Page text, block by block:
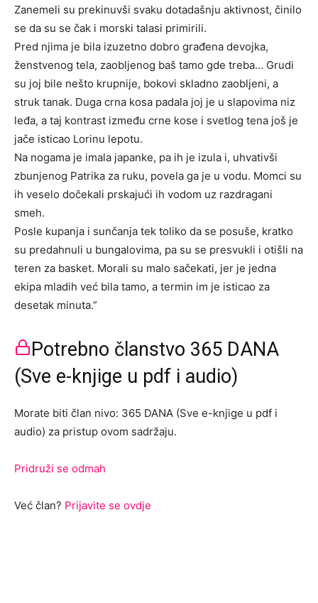
Zanemeli su prekinuvši svaku dotadašnju aktivnost, činilo
se da su se čak i morski talasi primirili.
Pred njima je bila izuzetno dobro građena devojka,
ženstvenog tela, zaobljenog baš tamo gde treba… Grudi
su joj bile nešto krupnije, bokovi skladno zaobljeni, a
struk tanak. Duga crna kosa padala joj je u slapovima niz
leđa, a taj kontrast između crne kose i svetlog tena još je
jače isticao Lorinu lepotu.
Na nogama je imala japanke, pa ih je izula i, uhvativši
zbunjenog Patrika za ruku, povela ga je u vodu. Momci su
ih veselo dočekali prskajući ih vodom uz razdragani
smeh.
Posle kupanja i sunčanja tek toliko da se posuše, kratko
su predahnuli u bungalovima, pa su se presvukli i otišli na
teren za basket. Morali su malo sačekati, jer je jedna
ekipa mladih već bila tamo, a termin im je isticao za
desetak minuta.”
Potrebno članstvo 365 DANA
(Sve e-knjige u pdf i audio)
Morate biti član nivo: 365 DANA (Sve e-knjige u pdf i
audio) za pristup ovom sadržaju.
Pridruži se odmah
Već član? Prijavite se ovdje